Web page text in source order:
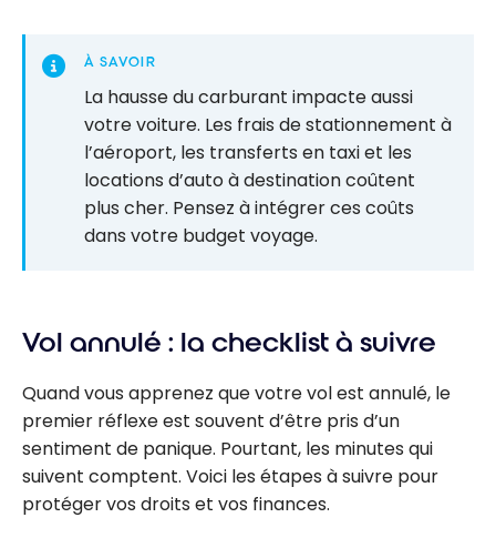
À SAVOIR
La hausse du carburant impacte aussi
votre voiture. Les frais de stationnement à
l’aéroport, les transferts en taxi et les
locations d’auto à destination coûtent
plus cher. Pensez à intégrer ces coûts
dans votre budget voyage.
Vol annulé : la checklist à suivre
Quand vous apprenez que votre vol est annulé, le
premier réflexe est souvent d’être pris d’un
sentiment de panique. Pourtant, les minutes qui
suivent comptent. Voici les étapes à suivre pour
protéger vos droits et vos finances.